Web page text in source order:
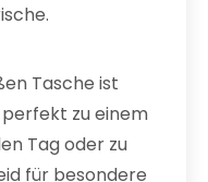
Tasche ist
zu einem
Tag oder zu
für besondere